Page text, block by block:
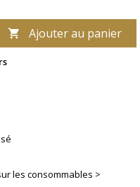
 Ajouter au panier
les consommables >